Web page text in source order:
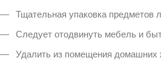
Тщательная упаковка предметов
Следует отодвинуть мебель и
Удалить из помещения домашних